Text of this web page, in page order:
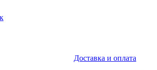
Доставка и оплата